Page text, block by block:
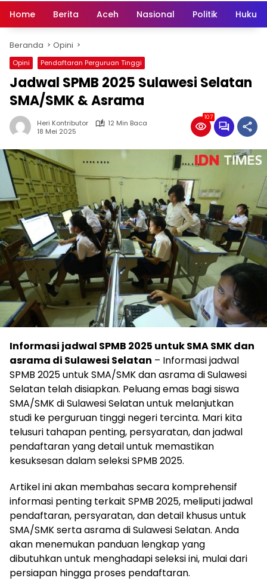
Home Berita Aceh Nasional Politik
Beranda Opini
Opini Pendaftaran Perguruan Tinggi
Jadwal SPMB 2025 Sulawesi Selatan
SMA/SMK & Asrama
Heri Kontributor
12 Min Baca
18 Mei 2025
107
Informasi jadwal SPMB 2025 untuk SMA SMK dan
asrama di Sulawesi Selatan – Informasi jadwal
SPMB 2025 untuk SMA/SMK dan asrama di Sulawesi
Selatan telah disiapkan. Peluang emas bagi siswa
SMA/SMK di Sulawesi Selatan untuk melanjutkan
studi ke perguruan tinggi negeri tercinta. Mari kita
telusuri tahapan penting, persyaratan, dan jadwal
pendaftaran yang detail untuk memastikan
kesuksesan dalam seleksi SPMB 2025.
Artikel ini akan membahas secara komprehensif
informasi penting terkait SPMB 2025, meliputi jadwal
pendaftaran, persyaratan, dan detail khusus untuk
SMA/SMK serta asrama di Sulawesi Selatan. Anda
akan menemukan panduan lengkap yang
dibutuhkan untuk menghadapi seleksi ini, mulai dari
persiapan hingga proses pendaftaran.